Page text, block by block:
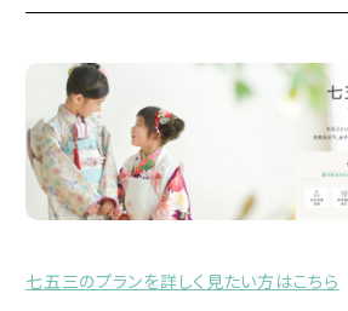
七五三のプランを詳しく見たい方はこちら